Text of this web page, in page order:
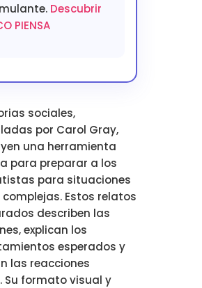
Descubrir
PIENSA
sociales,
por Carol Gray,
una herramienta
para preparar a los
para situaciones
Estos relatos
describen las
explican los
esperados y
las reacciones
Su formato visual y